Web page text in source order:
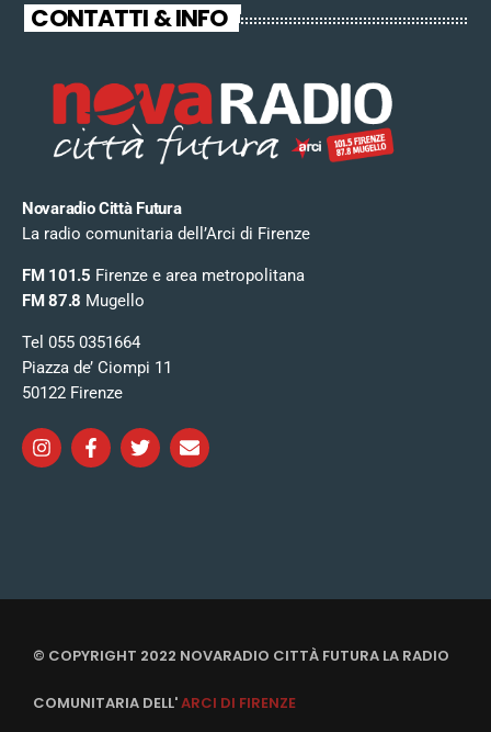
CONTATTI & INFO
Novaradio Città Futura
La radio comunitaria dell’Arci di Firenze
FM 101.5 Firenze e area metropolitana
FM 87.8 Mugello
Tel 055 0351664
Piazza de’ Ciompi 11
50122 Firenze
© COPYRIGHT 2022 NOVARADIO CITTÀ FUTURA LA RADIO
COMUNITARIA DELL'ARCI DI FIRENZE